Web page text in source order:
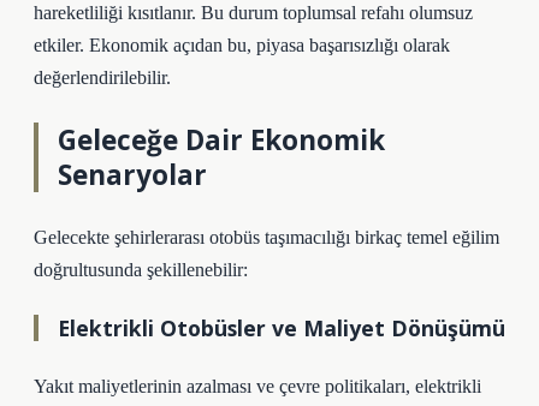
hareketliliği kısıtlanır. Bu durum toplumsal refahı olumsuz
etkiler. Ekonomik açıdan bu, piyasa başarısızlığı olarak
değerlendirilebilir.
Geleceğe Dair Ekonomik
Senaryolar
Gelecekte şehirlerarası otobüs taşımacılığı birkaç temel eğilim
doğrultusunda şekillenebilir:
Elektrikli Otobüsler ve Maliyet Dönüşümü
Yakıt maliyetlerinin azalması ve çevre politikaları, elektrikli